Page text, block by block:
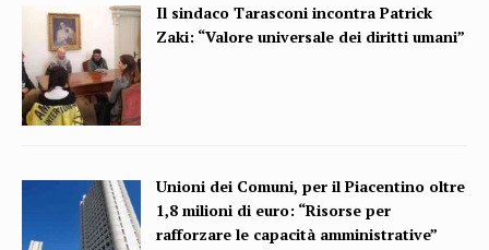
Il sindaco Tarasconi incontra Patrick
Zaki: “Valore universale dei diritti umani”
Unioni dei Comuni, per il Piacentino oltre
1,8 milioni di euro: “Risorse per
rafforzare le capacità amministrative”